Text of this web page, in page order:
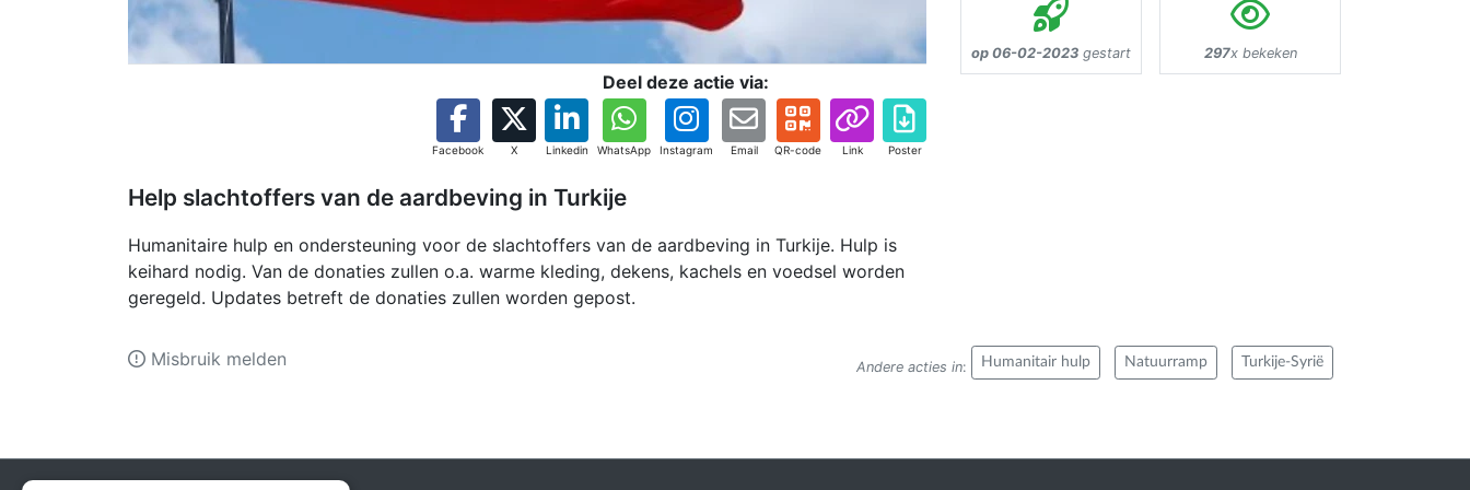
Deel deze actie via:
Facebook X Linkedin WhatsApp Instagram Email QR-code Link Poster
Help slachtoffers van de aardbeving in Turkije
Humanitaire hulp en ondersteuning voor de slachtoffers van de aardbeving in Turkije. Hulp is
keihard nodig. Van de donaties zullen o.a. warme kleding, dekens, kachels en voedsel worden
geregeld. Updates betreft de donaties zullen worden gepost.
op 06-02-2023 gestart 297x bekeken
Andere acties in: Humanitair hulp Natuurramp Turkije-Syrië
Misbruik melden